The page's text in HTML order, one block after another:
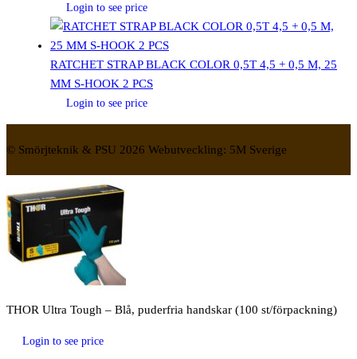
Login to see price
RATCHET STRAP BLACK COLOR 0,5T 4,5 + 0,5 M, 25
MM S-HOOK 2 PCS
Login to see price
© Smörjteknik & PSU 2026 Webutveckling: 5M Sverige
THOR Ultra Tough – Blå, puderfria handskar (100 st/förpackning)
Login to see price